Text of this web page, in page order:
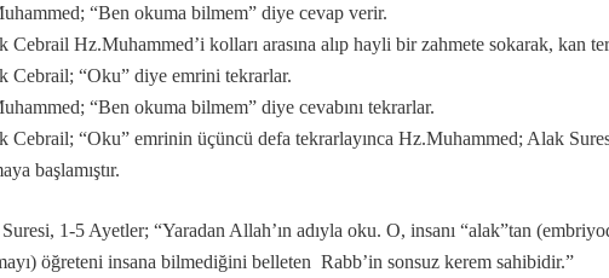
“Ben okuma bilmem” diye cevap verir.
Cebrail Hz.Muhammed’i kolları arasına alıp hayli bir zahmete sokarak, kan
Cebrail; “Oku” diye emrini tekrarlar.
“Ben okuma bilmem” diye cevabını tekrarlar.
Cebrail; “Oku” emrinin üçüncü defa tekrarlayınca Hz.Muhammed; Alak
başlamıştır.
1-5 Ayetler; “Yaradan Allah’ın adıyla oku. O, insanı “alak”tan
öğreteni insana bilmediğini belleten Rabb’in sonsuz kerem sahibidir.”